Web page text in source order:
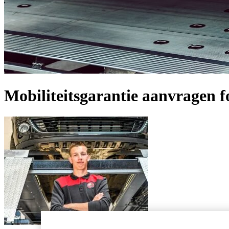
Mobiliteitsgarantie aanvragen